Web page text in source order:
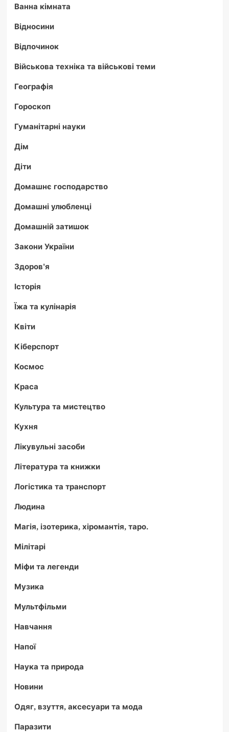
Ванна кімната
Відносини
Відпочинок
Військова техніка та військові теми
Географія
Гороскоп
Гуманітарні науки
Дім
Діти
Домашнє господарство
Домашні улюбленці
Домашній затишок
Закони України
Здоров'я
Історія
Їжа та кулінарія
Квіти
Кіберспорт
Космос
Краса
Культура та мистецтво
Кухня
Лікувульні засоби
Література та книжки
Логістика та транспорт
Людина
Магія, ізотерика, хіромантія, таро.
Мілітарі
Міфи та легенди
Музика
Мультфільми
Навчання
Напої
Наука та природа
Новини
Одяг, взуття, аксесуари та мода
Паразити